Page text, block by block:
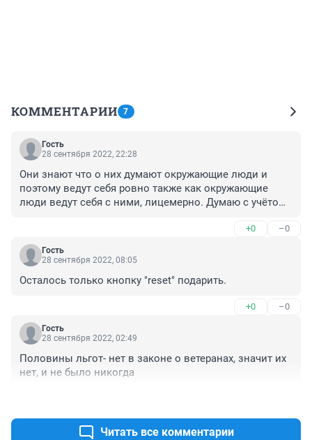
КОММЕНТАРИИ 7
Гость
28 сентября 2022, 22:28
Они знают что о них думают окружающие люди и
поэтому ведут себя ровно также как окружающие
люди ведут себя с ними, лицемерно. Думаю с учётом
вооружёнными должностными лицами.
+0 –0
Гость
28 сентября 2022, 08:05
Осталось только кнопку "reset" подарить.
+0 –0
Гость
28 сентября 2022, 02:49
Половины льгот- нет в законе о ветеранах, значит их
нет, и не было никогда
Читать все комментарии